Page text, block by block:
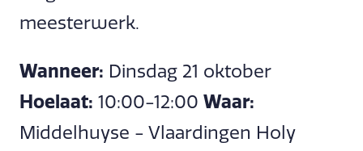
meesterwerk.
Wanneer: Dinsdag 21 oktober
Hoelaat: 10:00-12:00 Waar:
Middelhuyse - Vlaardingen Holy